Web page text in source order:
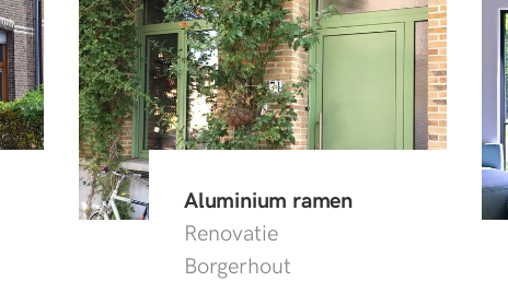
Aluminium ramen
Renovatie
Borgerhout